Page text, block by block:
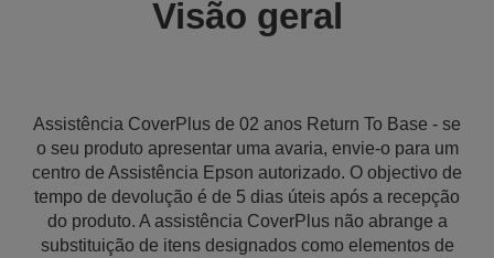
Visão geral
Assistência CoverPlus de 02 anos Return To Base - se
o seu produto apresentar uma avaria, envie-o para um
centro de Assistência Epson autorizado. O objectivo de
tempo de devolução é de 5 dias úteis após a recepção
do produto. A assistência CoverPlus não abrange a
substituição de itens designados como elementos de